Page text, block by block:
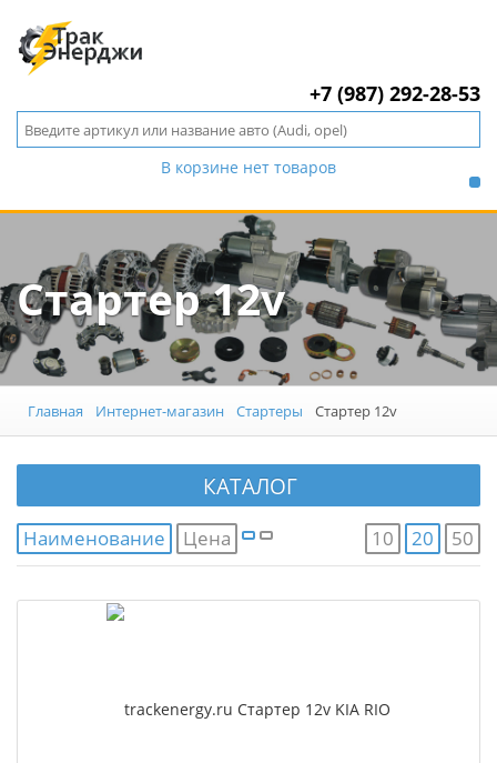
+7 (987) 292-28-53
В корзине нет товаров
Стартер 12v
Главная Интернет-магазин Стартеры Стартер 12v
КАТАЛОГ
Наименование Цена 10 20 50